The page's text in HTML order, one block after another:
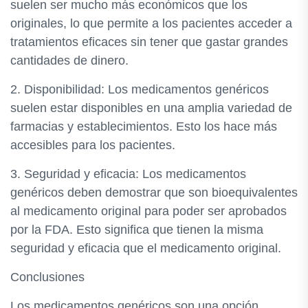
suelen ser mucho más económicos que los
originales, lo que permite a los pacientes acceder a
tratamientos eficaces sin tener que gastar grandes
cantidades de dinero.
2. Disponibilidad: Los medicamentos genéricos
suelen estar disponibles en una amplia variedad de
farmacias y establecimientos. Esto los hace más
accesibles para los pacientes.
3. Seguridad y eficacia: Los medicamentos
genéricos deben demostrar que son bioequivalentes
al medicamento original para poder ser aprobados
por la FDA. Esto significa que tienen la misma
seguridad y eficacia que el medicamento original.
Conclusiones